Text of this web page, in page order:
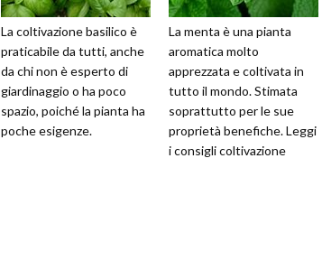
La coltivazione basilico è
praticabile da tutti, anche
da chi non è esperto di
giardinaggio o ha poco
spazio, poiché la pianta ha
poche esigenze.
La menta è una pianta
aromatica molto
apprezzata e coltivata in
tutto il mondo. Stimata
soprattutto per le sue
proprietà benefiche. Leggi
i consigli coltivazione